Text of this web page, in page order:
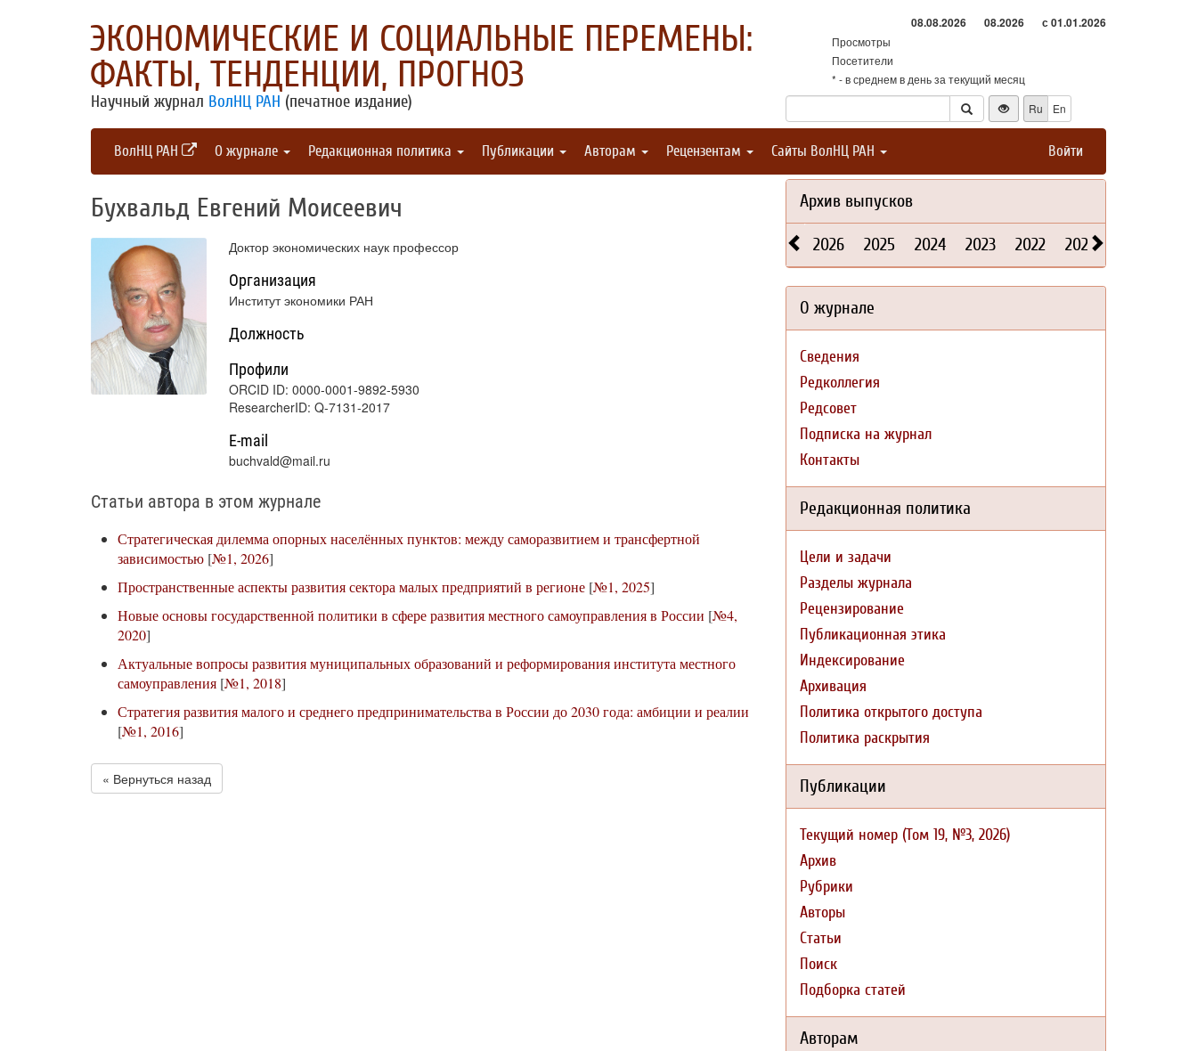
ЭКОНОМИЧЕСКИЕ И СОЦИАЛЬНЫЕ ПЕРЕМЕНЫ:
ФАКТЫ, ТЕНДЕНЦИИ, ПРОГНОЗ
Научный журнал ВолНЦ РАН (печатное издание)
08.08.2026 08.2026 с 01.01.2026
Просмотры
Посетители
* - в среднем в день за текущий месяц
Ru
En
ВолНЦ РАН О журнале Редакционная политика Публикации Авторам Рецензентам Сайты ВолНЦ РАН Войти
Бухвальд Евгений Моисеевич
Доктор экономических наук профессор
Организация
Институт экономики РАН
Должность
Профили
ORCID ID: 0000-0001-9892-5930
ResearcherID: Q-7131-2017
E-mail
buchvald@mail.ru
Статьи автора в этом журнале
Стратегическая дилемма опорных населённых пунктов: между саморазвитием и трансфертной
зависимостью [№1, 2026]
Пространственные аспекты развития сектора малых предприятий в регионе [№1, 2025]
Новые основы государственной политики в сфере развития местного самоуправления в России [№4,
2020]
Актуальные вопросы развития муниципальных образований и реформирования института местного
самоуправления [№1, 2018]
Стратегия развития малого и среднего предпринимательства в России до 2030 года: амбиции и реалии
[№1, 2016]
« Вернуться назад
Архив выпусков
2026 2025 2024 2023 2022 2021
О журнале
Сведения
Редколлегия
Редсовет
Подписка на журнал
Контакты
Редакционная политика
Цели и задачи
Разделы журнала
Рецензирование
Публикационная этика
Индексирование
Архивация
Политика открытого доступа
Политика раскрытия
Публикации
Текущий номер (Том 19, №3, 2026)
Архив
Рубрики
Авторы
Статьи
Поиск
Подборка статей
Авторам